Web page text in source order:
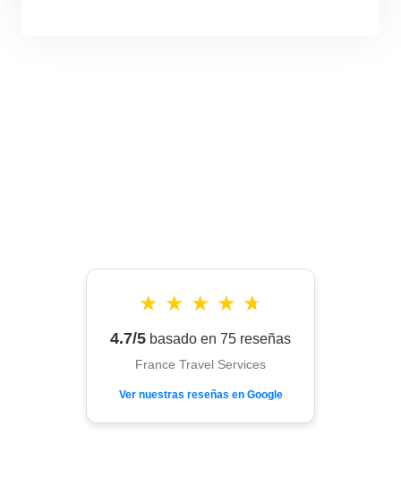
★ ★ ★ ★ ★
4.7/5 basado en 75 reseñas
France Travel Services
Ver nuestras reseñas en Google